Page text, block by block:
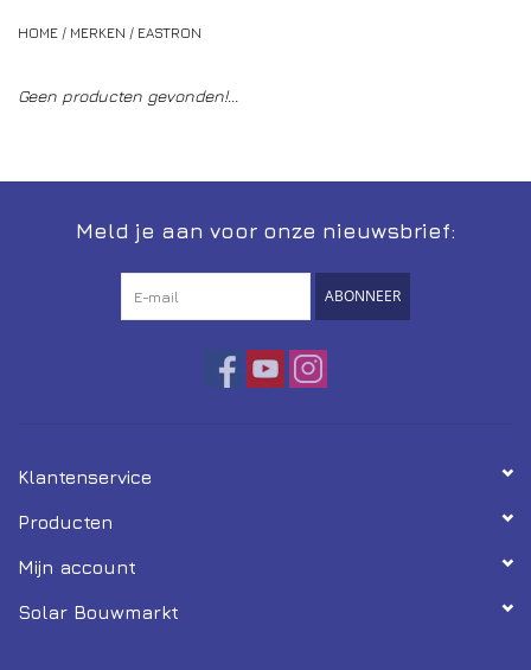
Kabels en Stekkers
Laadpalen
Gereedschap
HOME / MERKEN / EASTRON
Geen producten gevonden!...
Meld je aan voor onze nieuwsbrief:
ABONNEER
Klantenservice
Producten
Mijn account
Solar Bouwmarkt